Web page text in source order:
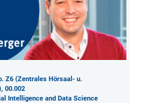
Z6 (Zentrales Hörsaal- u.
, 00.002
Intelligence and Data Science